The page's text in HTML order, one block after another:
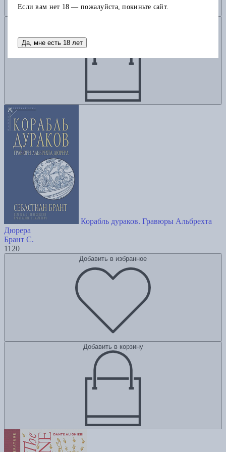
Корабль дураков. Гравюры Альбрехта
Дюрера
Брант С.
1120
Добавить в избранное
Добавить в корзину
Если вам нет 18 — пожалуйста, покиньте сайт.
Да, мне есть 18 лет